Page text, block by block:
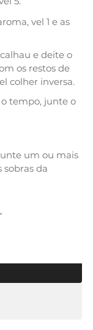
vel 1 e as
e deite o
os restos de
colher inversa.
tempo, junte o
um ou mais
sobras da